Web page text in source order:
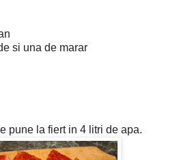
si una de marar
pune la fiert in 4 litri de apa.